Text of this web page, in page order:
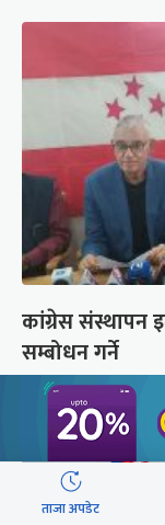
कांग्रेस संस्थापन
सम्बोधन गर्ने
ताजा अपडेट